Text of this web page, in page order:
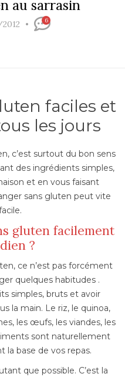
au sarrasin
6
faciles et
les jours
c’est surtout du bon sens
des ingrédients simples,
et en vous faisant
sans gluten peut vite
gluten facilement
?
ce n’est pas forcément
quelques habitudes .
simples, bruts et avoir
la main. Le riz, le quinoa,
les œufs, les viandes, les
sont naturellement
la base de vos repas.
que possible. C’est la